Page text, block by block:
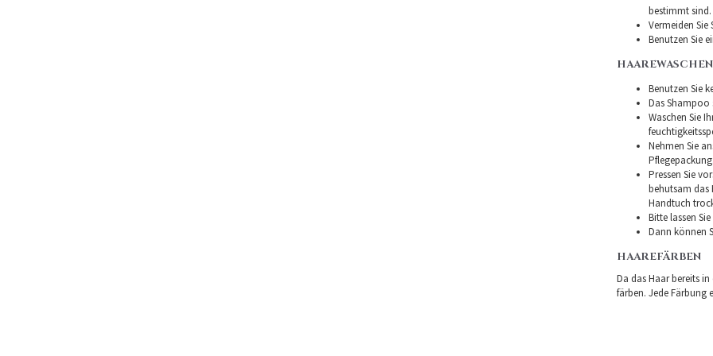
bestimmt sind.
Vermeiden Sie
Benutzen Sie
HAAREWASCHEN
Benutzen Sie
Das Shampoo
Waschen Sie
Nehmen Sie
Pressen Sie
behutsam das
Handtuch
Bitte lassen
Dann können
HAAREFÄRBEN
Da das Haar bereits
färben. Jede Färbung